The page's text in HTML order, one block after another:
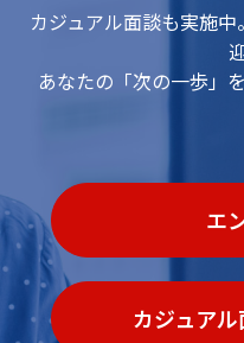
カジュアル面談も実施
あなたの「次の一歩」
エ
カジュア